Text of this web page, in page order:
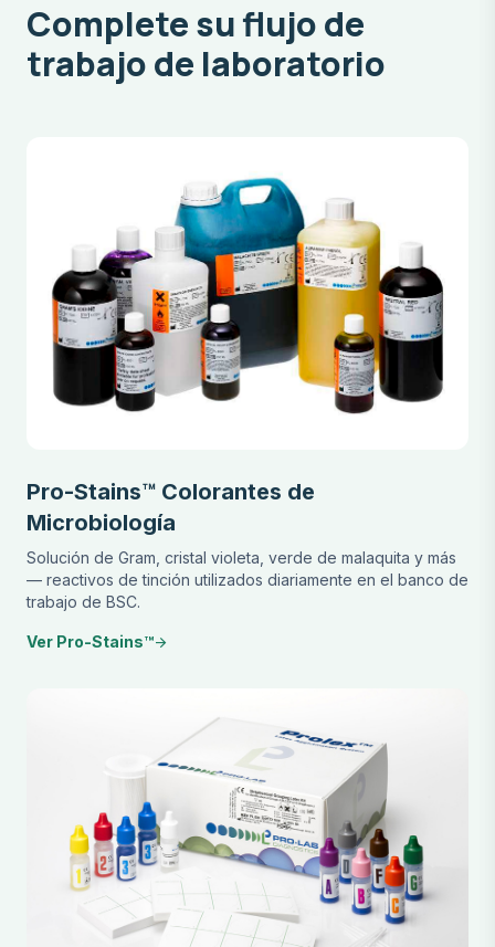
Complete su flujo de
trabajo de laboratorio
Pro-Stains™ Colorantes de
Microbiología
Solución de Gram, cristal violeta, verde de malaquita y más
— reactivos de tinción utilizados diariamente en el banco de
trabajo de BSC.
Ver Pro-Stains™arrow_forward